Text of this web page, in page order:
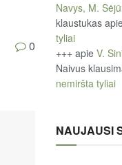
0
Navys, M.
klaustukas
tyliai
+++ apie V.
Naivus
nemiršta tyliai
NAUJAUSI